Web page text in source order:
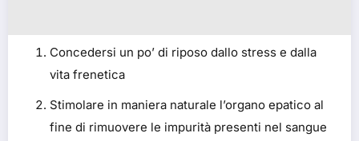
Concedersi un po’ di riposo dallo stress e dalla
vita frenetica
Stimolare in maniera naturale l’organo epatico al
fine di rimuovere le impurità presenti nel sangue